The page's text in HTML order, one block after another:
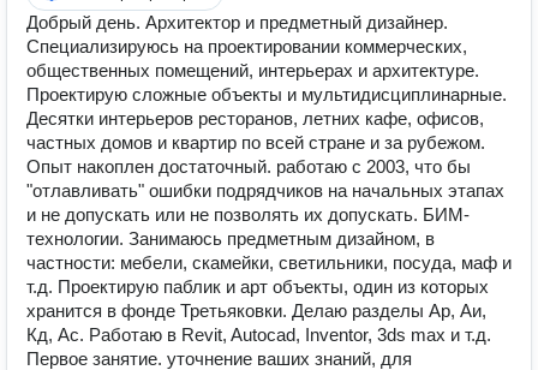
Добрый день. Архитектор и предметный дизайнер.
Специализируюсь на проектировании коммерческих,
общественных помещений, интерьерах и архитектуре.
Проектирую сложные объекты и мультидисциплинарные.
Десятки интерьеров ресторанов, летних кафе, офисов,
частных домов и квартир по всей стране и за рубежом.
Опыт накоплен достаточный. работаю с 2003, что бы
"отлавливать" ошибки подрядчиков на начальных этапах
и не допускать или не позволять их допускать. БИМ-
технологии. Занимаюсь предметным дизайном, в
частности: мебели, скамейки, светильники, посуда, маф и
т.д. Проектирую паблик и арт объекты, один из которых
хранится в фонде Третьяковки. Делаю разделы Ар, Аи,
Кд, Ас. Работаю в Revit, Autocad, Inventor, 3ds max и т.д.
Первое занятие. уточнение ваших знаний, для